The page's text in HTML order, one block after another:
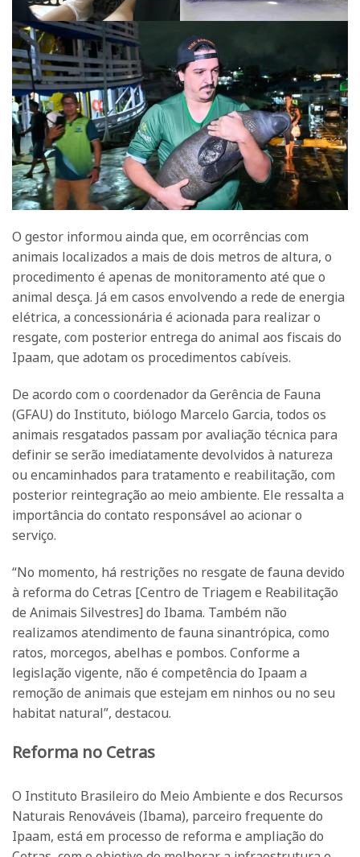
O gestor informou ainda que, em ocorrências com
animais localizados a mais de dois metros de altura, o
procedimento é apenas de monitoramento até que o
animal desça. Já em casos envolvendo a rede de energia
elétrica, a concessionária é acionada para realizar o
resgate, com posterior entrega do animal aos fiscais do
Ipaam, que adotam os procedimentos cabíveis.
De acordo com o coordenador da Gerência de Fauna
(GFAU) do Instituto, biólogo Marcelo Garcia, todos os
animais resgatados passam por avaliação técnica para
definir se serão imediatamente devolvidos à natureza
ou encaminhados para tratamento e reabilitação, com
posterior reintegração ao meio ambiente. Ele ressalta a
importância do contato responsável ao acionar o
serviço.
“No momento, há restrições no resgate de fauna devido
à reforma do Cetras [Centro de Triagem e Reabilitação
de Animais Silvestres] do Ibama. Também não
realizamos atendimento de fauna sinantrópica, como
ratos, morcegos, abelhas e pombos. Conforme a
legislação vigente, não é competência do Ipaam a
remoção de animais que estejam em ninhos ou no seu
habitat natural”, destacou.
Reforma no Cetras
O Instituto Brasileiro do Meio Ambiente e dos Recursos
Naturais Renováveis (Ibama), parceiro frequente do
Ipaam, está em processo de reforma e ampliação do